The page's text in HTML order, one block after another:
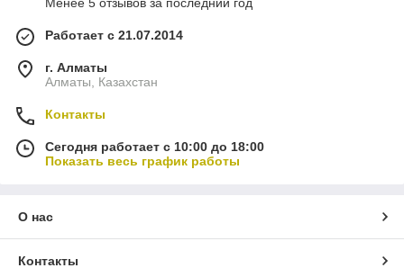
Менее 5 отзывов за последний год
Работает с 21.07.2014
г. Алматы
Алматы, Казахстан
Контакты
Сегодня работает с 10:00 до 18:00
Показать весь график работы
О нас
Контакты